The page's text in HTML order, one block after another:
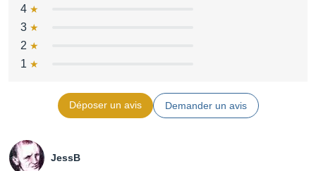
4
3
2
1
Déposer un avis Demander un avis
JessB